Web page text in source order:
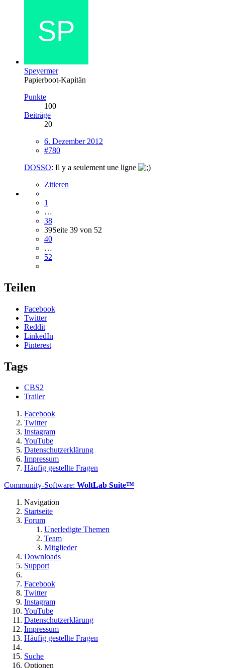
Speyermer
Papierboot-Kapitän
Punkte
100
Beiträge
20
6. Dezember 2012
#780
DOSSO: Il y a seulement une ligne
Zitieren
1
…
38
39Seite 39 von 52
40
…
52
Teilen
Facebook
Twitter
Reddit
LinkedIn
Pinterest
Tags
CBS2
Trailer
Facebook
Twitter
Instagram
YouTube
Datenschutzerklärung
Impressum
Häufig gestellte Fragen
Community-Software: WoltLab Suite™
Navigation
Startseite
Forum
Unerledigte Themen
Team
Mitglieder
Downloads
Support
Facebook
Twitter
Instagram
YouTube
Datenschutzerklärung
Impressum
Häufig gestellte Fragen
Suche
Optionen